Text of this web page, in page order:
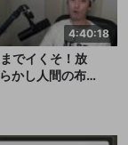
4:40:18
でイくそ！放
かし人間の布団
！まずは一献い